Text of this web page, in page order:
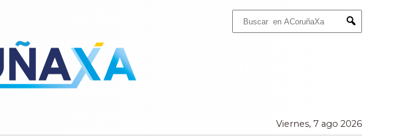
Submit
Viernes, 7 ago 2026